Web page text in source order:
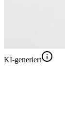
KI-generiert